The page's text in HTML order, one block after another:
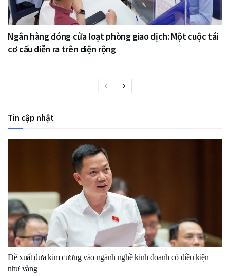
Ngân hàng đóng cửa loạt phòng giao dịch: Một cuộc tái
cơ cấu diễn ra trên diện rộng
Tin cập nhật
Đề xuất đưa kim cương vào ngành nghề kinh doanh có điều kiện
như vàng